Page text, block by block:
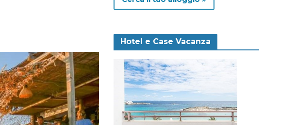
Hotel e Case Vacanza